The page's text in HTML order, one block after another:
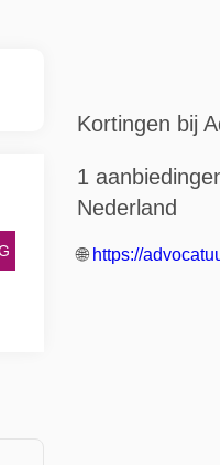
Kortingen bij
1
Nederland
🌐 https://